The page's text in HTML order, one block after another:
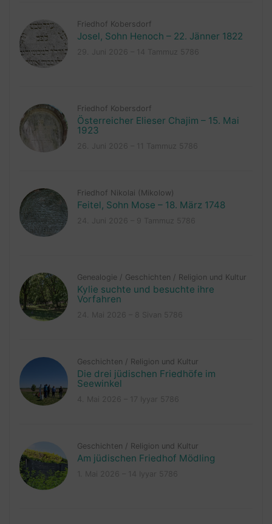
Friedhof Kobersdorf
Josel, Sohn Henoch – 22. Jänner 1822
Friedhof Kobersdorf
Österreicher Elieser Chajim – 15. Mai
1923
Friedhof Nikolai (Mikolow)
Feitel, Sohn Mose – 18. März 1748
Genealogie / Geschichten / Religion und Kultur
Kylie suchte und besuchte ihre
Vorfahren
Geschichten / Religion und Kultur
Die drei jüdischen Friedhöfe im
Seewinkel
Geschichten / Religion und Kultur
Am jüdischen Friedhof Mödling